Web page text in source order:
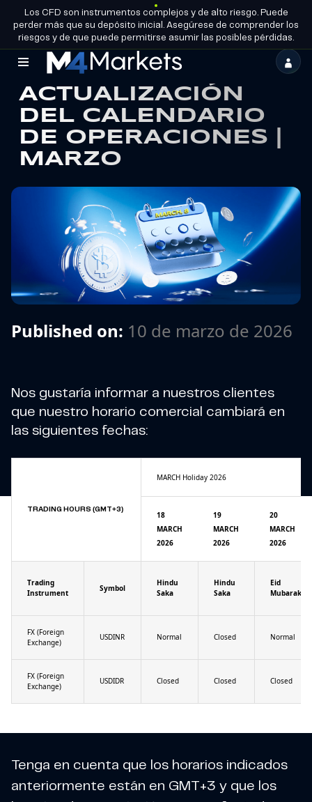
LICENCIAS DE GRUPO
ES
CONVIÉRTETE
EN SOCIO
Los CFD son instrumentos complejos y de alto riesgo. Puede
perder más que su depósito inicial. Asegúrese de comprender los
riesgos y de que puede permitirse asumir las posibles pérdidas.
M4Markets
-
CFD
Trading
Regulated
Broker
ACTUALIZACIÓN
DEL CALENDARIO
DE OPERACIONES |
MARZO
Published on: 10 de marzo de 2026
Nos gustaría informar a nuestros clientes
que nuestro horario comercial cambiará en
las siguientes fechas:
TRADING HOURS (GMT+3)
MARCH Holiday 2026
18
MARCH
2026
19
MARCH
2026
20
MARCH
2026
Trading
Instrument
Symbol
Hindu
Saka
Hindu
Saka
Eid
Mubarak
FX (Foreign
Exchange)
USDINR Normal Closed Normal
FX (Foreign
Exchange)
USDIDR Closed Closed Closed
Tenga en cuenta que los horarios indicados
anteriormente están en GMT+3 y que los